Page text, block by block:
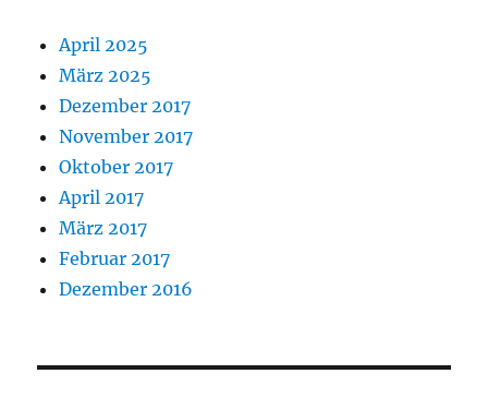
April 2025
März 2025
Dezember 2017
November 2017
Oktober 2017
April 2017
März 2017
Februar 2017
Dezember 2016